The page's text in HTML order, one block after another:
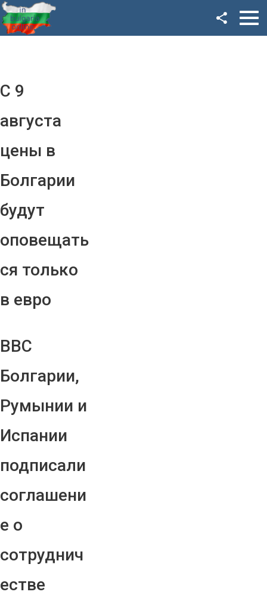
С 9
августа
цены в
Болгарии
будут
оповещать
ся только
в евро
ВВС
Болгарии,
Румынии и
Испании
подписали
соглашени
е о
сотруднич
естве